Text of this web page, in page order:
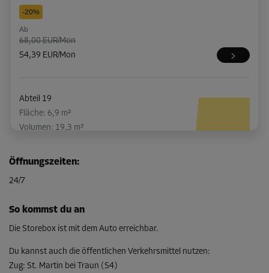
-20%
Ab
68,00 EUR/Mon
54,39 EUR/Mon
Abteil 19
Fläche: 6,9 m²
Volumen: 19,3 m³
-10%
201,00 EUR/Mon
180,89 EUR/Mon
Abteil 27
Öffnungszeiten:
24/7
So kommst du an
Die Storebox ist mit dem Auto erreichbar.
Du kannst auch die öffentlichen Verkehrsmittel nutzen:
Zug: St. Martin bei Traun (S4)